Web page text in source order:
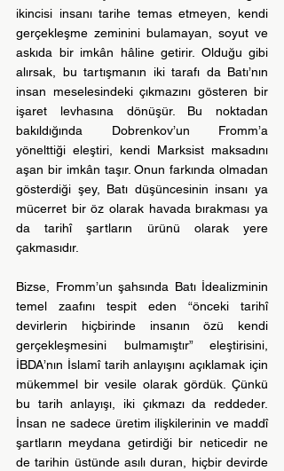
ikincisi insanı tarihe temas etmeyen, kendi
gerçekleşme zeminini bulamayan, soyut ve
askıda bir imkân hâline getirir. Olduğu gibi
alırsak, bu tartışmanın iki tarafı da Batı’nın
insan meselesindeki çıkmazını gösteren bir
işaret levhasına dönüşür. Bu noktadan
bakıldığında Dobrenkov’un Fromm’a
yönelttiği eleştiri, kendi Marksist maksadını
aşan bir imkân taşır. Onun farkında olmadan
gösterdiği şey, Batı düşüncesinin insanı ya
mücerret bir öz olarak havada bırakması ya
da tarihî şartların ürünü olarak yere
çakmasıdır.
Bizse, Fromm’un şahsında Batı İdealizminin
temel zaafını tespit eden “önceki tarihî
devirlerin hiçbirinde insanın özü kendi
gerçekleşmesini bulmamıştır” eleştirisini,
İBDA’nın İslamî tarih anlayışını açıklamak için
mükemmel bir vesile olarak gördük. Çünkü
bu tarih anlayışı, iki çıkmazı da reddeder.
İnsan ne sadece üretim ilişkilerinin ve maddî
şartların meydana getirdiği bir neticedir ne
de tarihin üstünde asılı duran, hiçbir devirde